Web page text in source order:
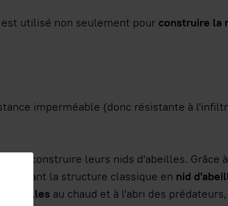
utilisé non seulement pourconstruire la
imperméable (donc résistante à
construire leurs nids d'abeilles. Grâce
créant la structure classique en nid
d'abeilles au chaud et à l'abri des